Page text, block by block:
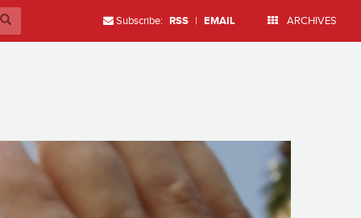
Subscribe: RSS | EMAIL ARCHIVES